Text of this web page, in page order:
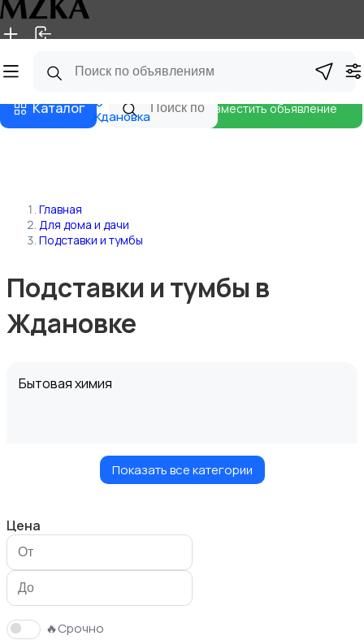
Главная Магазины
Каталог Ждановка
Разместить объявление
Главная
Для дома и дачи
Подставки и тумбы
Подставки и тумбы в
Ждановке
Бытовая химия
Кровати и матрасы
Показать все категории
Цена
🔥Срочно